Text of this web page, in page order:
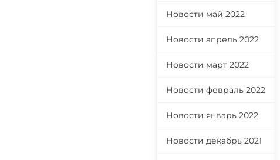
Новости май 2022
Новости апрель 2022
Новости март 2022
Новости февраль 2022
Новости январь 2022
Новости декабрь 2021